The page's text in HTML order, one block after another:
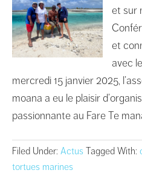
et sur
et
avec
mercredi 15 janvier 2025,
moana a eu le plaisir
passionnante au Fare Te
Filed Under: Actus Tagged With:
tortues marines